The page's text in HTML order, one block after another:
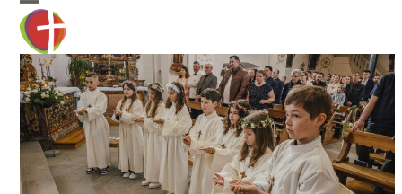
Skip
content
Open
mobile
menu
Close
mobile
menu